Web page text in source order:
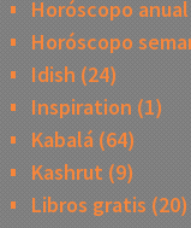
Horóscopo anual
Horóscopo
Idish (24)
Inspiration (1)
Kabalá(64)
Kashrut (9)
Libros gratis (20)